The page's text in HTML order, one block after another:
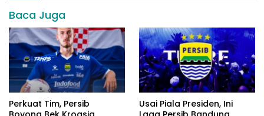
Baca Juga
Perkuat Tim, Persib
Usai Piala Presiden, Ini